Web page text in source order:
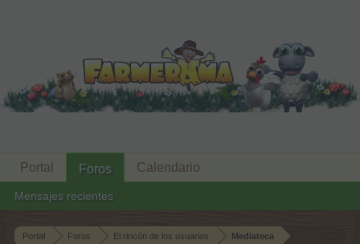
Portal Foros El rincón de los usuarios Mediateca
Portal Foros
Mensajes recientes
Calendario